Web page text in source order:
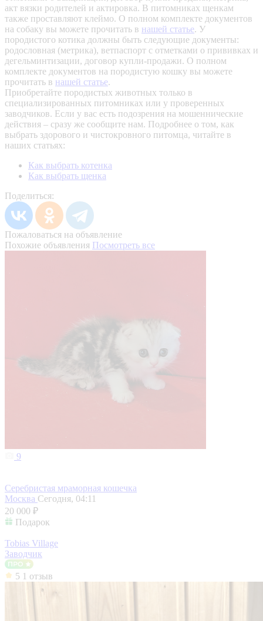
акт вязки родителей и актировка. В питомниках щенкам
также проставляют клеймо. О полном комплекте документов
на собаку вы можете прочитать в нашей статье. У
породистого котика должны быть следующие документы:
родословная (метрика), ветпаспорт с отметками о прививках и
дегельминтизации, договор купли-продажи. О полном
комплекте документов на породистую кошку вы можете
прочитать в нашей статье.
Приобретайте породистых животных только в
специализированных питомниках или у проверенных
заводчиков. Если у вас есть подозрения на мошеннические
действия – сразу же сообщите нам. Подробнее о том, как
выбрать здорового и чистокровного питомца, читайте в
наших статьях:
Как выбрать котенка
Как выбрать щенка
Поделиться:
Пожаловаться на объявление
Похожие объявления Посмотреть все
9
Серебристая мраморная кошечка
Москва Сегодня, 04:11
20 000 ₽
Подарок
Tobias Village
Заводчик
5 1 отзыв